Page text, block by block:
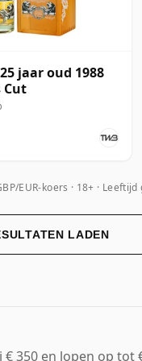
jaar oud 1988
Cut
LADEN
EUR-koers 18+ ·
350 en lopen op tot